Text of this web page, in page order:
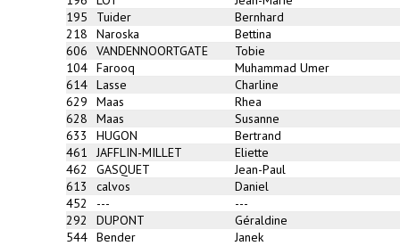
195
Tuider
Bernhard
218
Naroska
Bettina
606
VANDENNOORTGATE
Tobie
104 Farooq
Muhammad Umer
614 Lasse
Charline
629
Maas
Rhea
628
Maas
Susanne
633
HUGON
Bertrand
461
JAFFLIN-MILLET
Eliette
462
GASQUET
Jean-Paul
613
calvos
Daniel
452
---
---
292
DUPONT
Géraldine
544 Bender Janek